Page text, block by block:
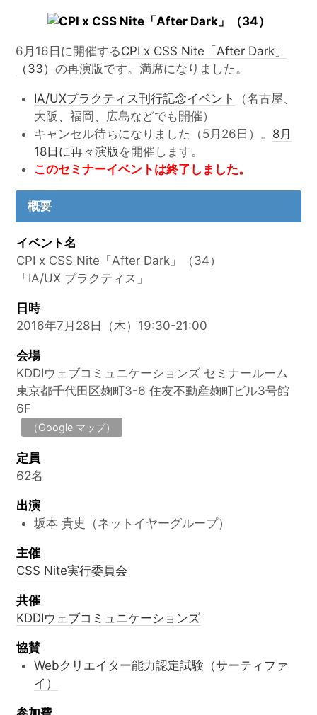
6月16日に開催するCPI x CSS Nite「After Dark」
（33）の再演版です。満席になりました。
IA/UXプラクティス刊行記念イベント
（名古屋、
大阪、福岡、広島などでも開催）
キャンセル待ちになりました（5月26日）。 8月
18日に再々演版 を開催します。
このセミナーイベントは終了しました。
概要
イベント名
CPI x CSS Nite「After Dark」（34）
「IA/UX プラクティス」
日時
2016年7月28日（木）19:30-21:00
会場
KDDIウェブコミュニケーションズ セミナールーム
東京都千代田区麹町3-6 住友不動産麹町ビル3号館
6F
（Google マップ）
定員
62名
出演
坂本 貴史（ネットイヤーグループ）
主催
CSS Nite実行委員会
共催
KDDIウェブコミュニケーションズ
協賛
Webクリエイター能力認定試験（サーティファ
イ）